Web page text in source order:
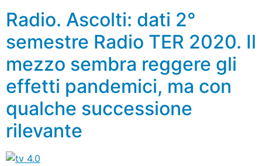
Radio. Ascolti: dati 2°
semestre Radio TER 2020. Il
mezzo sembra reggere gli
effetti pandemici, ma con
qualche successione
rilevante